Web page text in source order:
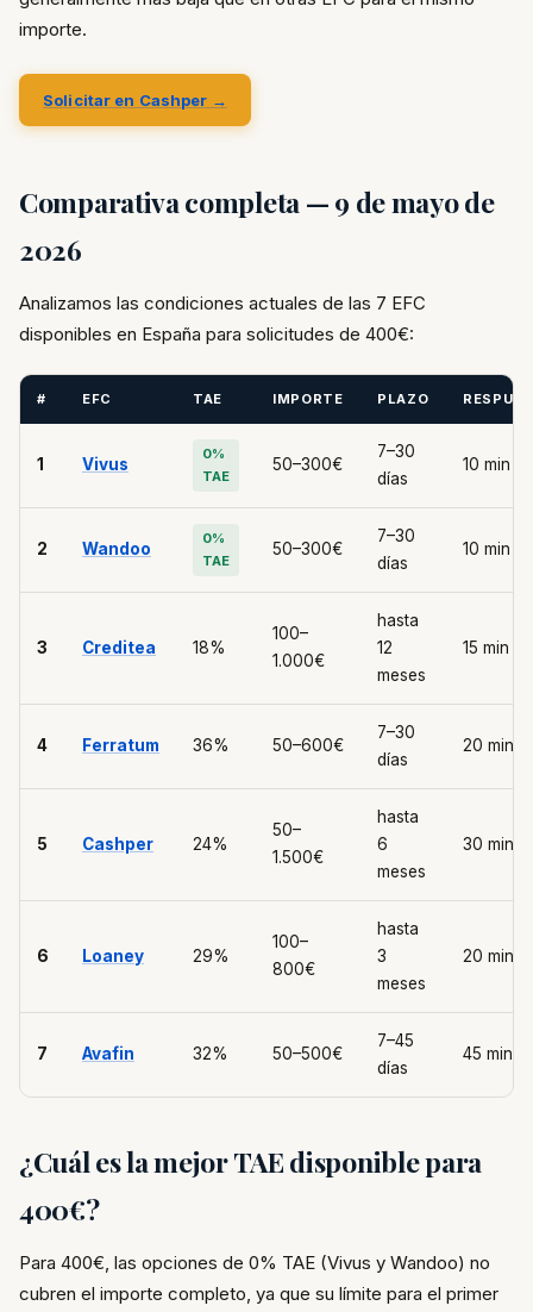
importe.
Solicitar en Cashper →
Comparativa completa — 9 de mayo de
2026
Analizamos las condiciones actuales de las 7 EFC
disponibles en España para solicitudes de 400€:
# EFC TAE IMPORTE PLAZO
1 Vivus
0%
TAE
50–300€
7–30
días
10 min
2 Wandoo
0%
TAE
50–300€
7–30
días
10 min
3 Creditea 18%
100–
1.000€
hasta
12
meses
15 min
4 Ferratum 36% 50–600€
7–30
días
20 min
5 Cashper 24%
50–
1.500€
hasta
6
meses
30 min
6 Loaney 29%
100–
800€
hasta
3
meses
20 min
7 Avafin 32% 50–500€
7–45
días
45 min
¿Cuál es la mejor TAE disponible para
400€?
Para 400€, las opciones de 0% TAE (Vivus y Wandoo) no
cubren el importe completo, ya que su límite para el primer